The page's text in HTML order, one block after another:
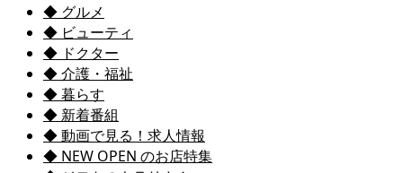
◆ グルメ
◆ ビューティ
◆ ドクター
◆ 介護・福祉
◆ 暮らす
◆ 新着番組
◆ 動画で見る！求人情報
◆ NEW OPEN のお店特集